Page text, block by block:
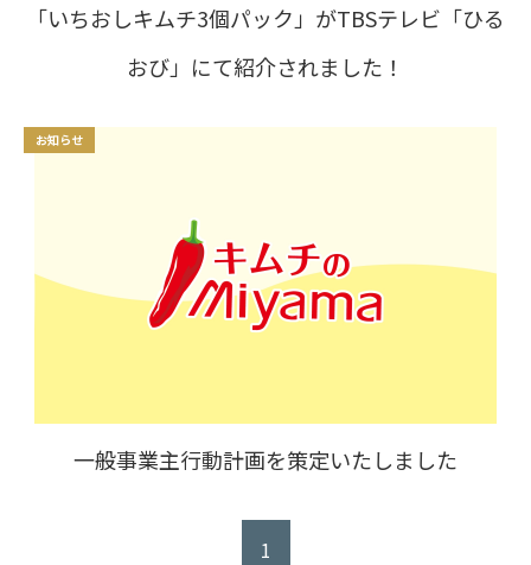
「いちおしキムチ3個パック」がTBSテレビ「ひる
おび」にて紹介されました！
お知らせ
一般事業主行動計画を策定いたしました
1